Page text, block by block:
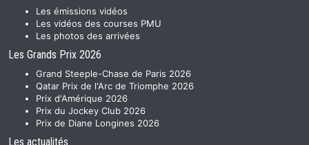
Les émissions vidéos
Les vidéos des courses PMU
Les photos des arrivées
Les Grands Prix 2026
Grand Steeple-Chase de Paris 2026
Qatar Prix de l'Arc de Triomphe 2026
Prix d'Amérique 2026
Prix du Jockey Club 2026
Prix de Diane Longines 2026
Les actualités